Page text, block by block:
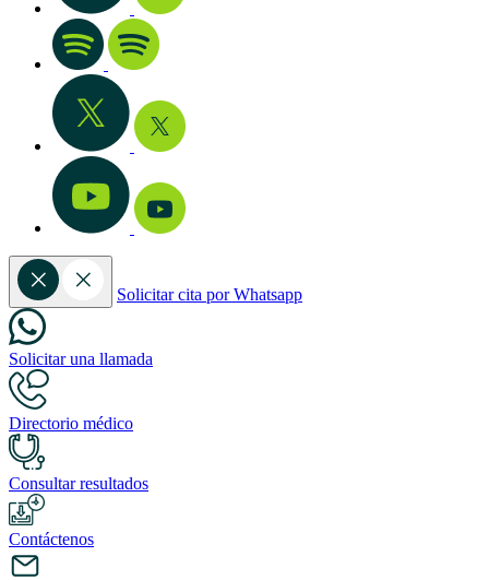
Solicitar cita por Whatsapp
Solicitar una llamada
Directorio médico
Consultar resultados
Contáctenos